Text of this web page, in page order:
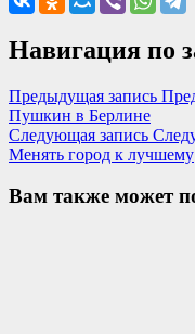
Навигация по
Предыдущая запись
Пушкин в Берлине
Следующая запись
Менять город к лучшему
Вам также может